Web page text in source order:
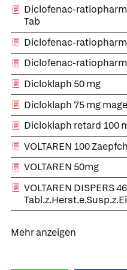
Diclofenac-
Tab
Diclofenac-ratiopharm
Diclofenac-
Dicloklaph 50 mg
Dicloklaph 75 mg
Dicloklaph retard 100
VOLTAREN 100
VOLTAREN 50mg
VOLTAREN DISPERS
Mehr anzeigen